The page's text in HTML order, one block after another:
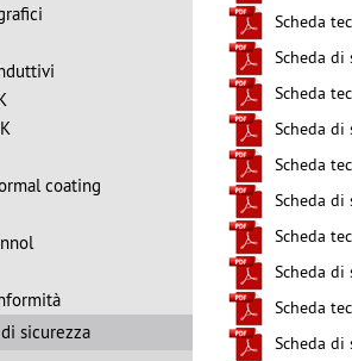
coating
sicurezza
Scheda
Scheda di
Scheda
Scheda di
Scheda
Scheda di
Scheda
Scheda di
Scheda
Scheda di